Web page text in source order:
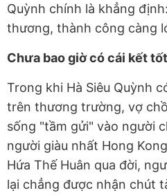
Quỳnh chính là khẳng
thương, thành công càng
Chưa bao giờ có cái kết
Trong khi Hà Siêu Quỳnh
trên thương trường, vợ
sống "tầm gửi" vào người
người giàu nhất Hong
Hứa Thế Huân qua đời,
lại chẳng được nhận chút